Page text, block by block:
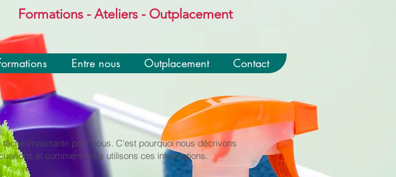
Formations - Ateliers - Outplacement
Entre nous Outplacement Contact
importante pour nous. C’est pourquoi nous décrivons
et comment nous utilisons ces informations.